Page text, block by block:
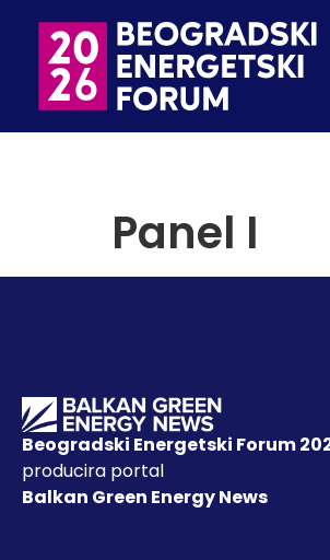
Panel I
Beogradski Energetski Forum
producira portal
Balkan Green Energy News